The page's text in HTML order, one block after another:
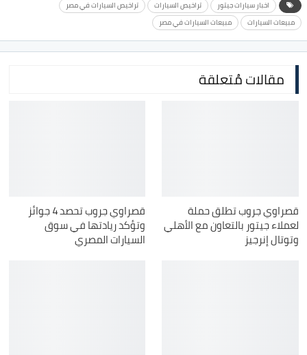
اخبار سيارات جيتور تراخيص السيارات
تراخيص السيارات في مصر
مبيعات السيارات
مبيعات السيارات في مصر
مقالات مُتعلقة
قصراوي جروب تطلق حملة
لعملاء جيتور بالتعاون مع الأهلي
وتوتال إنرجيز
قصراوي جروب تحصد 4 جوائز
وتؤكد ريادتها في سوق
السيارات المصري